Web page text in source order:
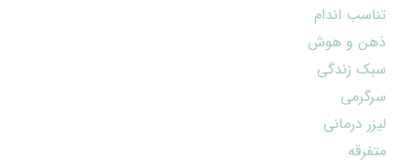
تناسب اندام
ذهن و هوش
سبک زندگی
سرگرمی
لیزر درمانی
متفرقه